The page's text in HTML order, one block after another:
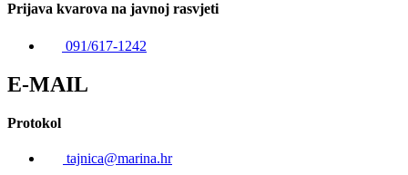
Prijava kvarova na javnoj rasvjeti
091/617-1242
E-MAIL
Protokol
tajnica@marina.hr